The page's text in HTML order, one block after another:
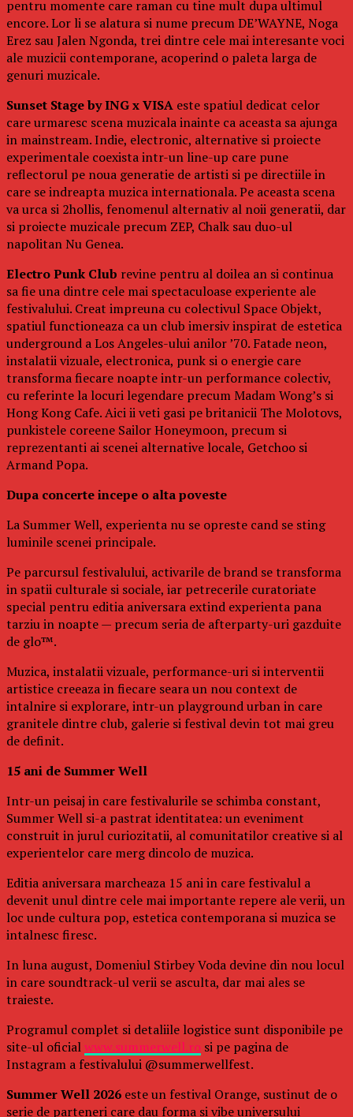
pentru momente care raman cu tine mult dupa ultimul
encore. Lor li se alatura si nume precum DE’WAYNE, Noga
Erez sau Jalen Ngonda, trei dintre cele mai interesante voci
ale muzicii contemporane, acoperind o paleta larga de
genuri muzicale.
Sunset Stage by ING x VISA este spatiul dedicat celor
care urmaresc scena muzicala inainte ca aceasta sa ajunga
in mainstream. Indie, electronic, alternative si proiecte
experimentale coexista intr-un line-up care pune
reflectorul pe noua generatie de artisti si pe directiile in
care se indreapta muzica internationala. Pe aceasta scena
va urca si 2hollis, fenomenul alternativ al noii generatii, dar
si proiecte muzicale precum ZEP, Chalk sau duo-ul
napolitan Nu Genea.
Electro Punk Club revine pentru al doilea an si continua
sa fie una dintre cele mai spectaculoase experiente ale
festivalului. Creat impreuna cu colectivul Space Objekt,
spatiul functioneaza ca un club imersiv inspirat de estetica
underground a Los Angeles-ului anilor ’70. Fatade neon,
instalatii vizuale, electronica, punk si o energie care
transforma fiecare noapte intr-un performance colectiv,
cu referinte la locuri legendare precum Madam Wong’s si
Hong Kong Cafe. Aici ii veti gasi pe britanicii The Molotovs,
punkistele coreene Sailor Honeymoon, precum si
reprezentanti ai scenei alternative locale, Getchoo si
Armand Popa.
Dupa concerte incepe o alta poveste
La Summer Well, experienta nu se opreste cand se sting
luminile scenei principale.
Pe parcursul festivalului, activarile de brand se transforma
in spatii culturale si sociale, iar petrecerile curatoriate
special pentru editia aniversara extind experienta pana
tarziu in noapte — precum seria de afterparty-uri gazduite
de glo™.
Muzica, instalatii vizuale, performance-uri si interventii
artistice creeaza in fiecare seara un nou context de
intalnire si explorare, intr-un playground urban in care
granitele dintre club, galerie si festival devin tot mai greu
de definit.
15 ani de Summer Well
Intr-un peisaj in care festivalurile se schimba constant,
Summer Well si-a pastrat identitatea: un eveniment
construit in jurul curiozitatii, al comunitatilor creative si al
experientelor care merg dincolo de muzica.
Editia aniversara marcheaza 15 ani in care festivalul a
devenit unul dintre cele mai importante repere ale verii, un
loc unde cultura pop, estetica contemporana si muzica se
intalnesc firesc.
In luna august, Domeniul Stirbey Voda devine din nou locul
in care soundtrack-ul verii se asculta, dar mai ales se
traieste.
Programul complet si detaliile logistice sunt disponibile pe
site-ul oficialwww.summerwell.ro si pe pagina de
Instagram a festivalului @summerwellfest.
Summer Well 2026 este un festival Orange, sustinut de o
serie de parteneri care dau forma si vibe universului